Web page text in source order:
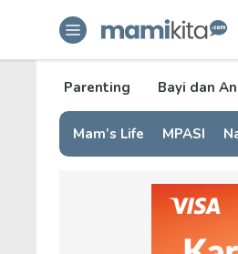
mamikita.com
Informasi Parenting
Parenting Bayi dan
Mam’s Life MPASI